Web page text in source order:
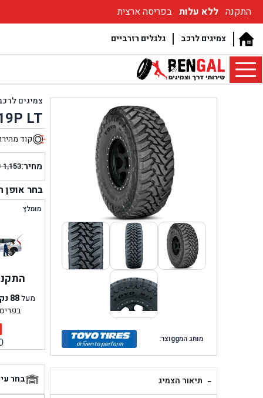
התקנה ללא עלות בפריסה ארצית
גלגלים רזרביים צמיגים לרכב
מותג המggוצר:
- תיאור הצמיג
צמיגים
LT
קוד
מחיר:1,153
היה:
הוא:
בחר אופן
מומלץ
מעל88
בחר